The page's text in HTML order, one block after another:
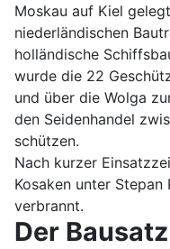
Moskau auf Kiel
niederländischen
holländische
wurde die 22
und über die Wolga
den Seidenhandel
schützen.
Nach kurzer
Kosaken unter
verbrannt.
Der Bausatz